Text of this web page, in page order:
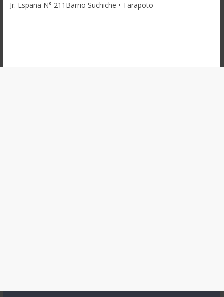
Jr. España N° 211Barrio Suchiche • Tarapoto